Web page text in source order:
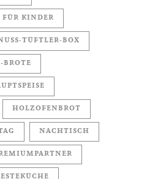
FÜR KINDER
TÜFTLER-BOX
BROTE
HOLZOFENBROT
NACHTISCH